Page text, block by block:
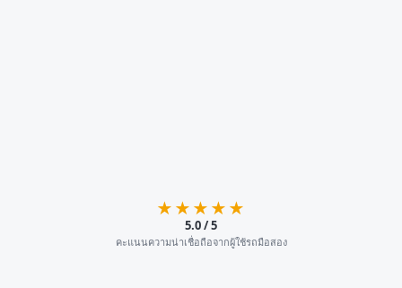
★★★★★
5.0 / 5
คะแนนความน่าเชื่อถือจากผู้ใช้รถมือสอง